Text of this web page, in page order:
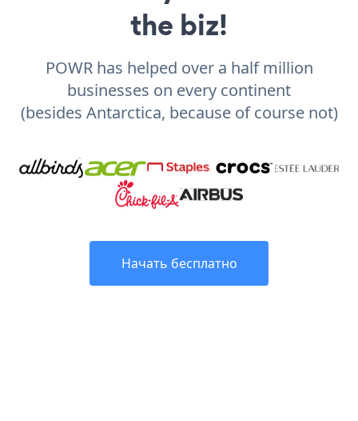
the biz!
POWR has helped over a half million
businesses on every continent
(besides Antarctica, because of course not)
Начать бесплатно